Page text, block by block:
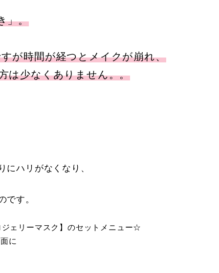
」。
が時間が経つとメイクが崩れ、
は少なくありません。。
ハリがなくなり、
です。
ェリーマスク】のセットメニュー☆
に